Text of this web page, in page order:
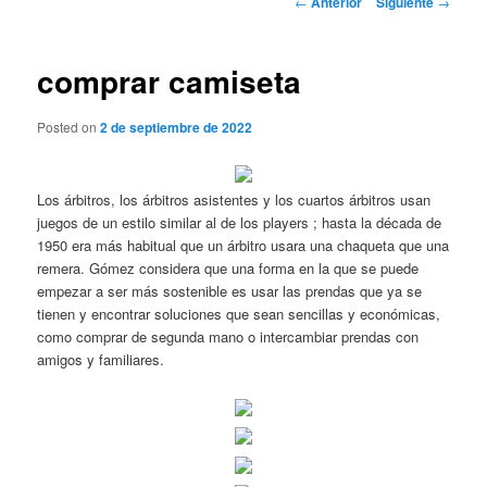
comprar camiseta
Posted on2 de septiembre de 2022
Los árbitros, los árbitros asistentes y los cuartos árbitros usan
juegos de un estilo similar al de los players ; hasta la década de
1950 era más habitual que un árbitro usara una chaqueta que una
remera. Gómez considera que una forma en la que se puede
empezar a ser más sostenible es usar las prendas que ya se
tienen y encontrar soluciones que sean sencillas y económicas,
como comprar de segunda mano o intercambiar prendas con
amigos y familiares.